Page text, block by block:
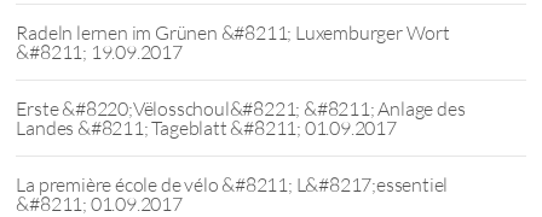
Radeln lernen im Grünen &#8211; Luxemburger Wort
&#8211; 19.09.2017
Erste &#8220;Vëlosschoul&#8221; &#8211; Anlage des
Landes &#8211; Tageblatt &#8211; 01.09.2017
La première école de vélo &#8211; L&#8217;essentiel
&#8211; 01.09.2017